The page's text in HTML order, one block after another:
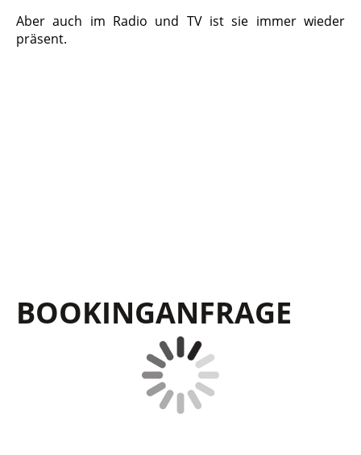
Aber auch im Radio und TV ist sie immer wieder
präsent.
BOOKING­ANFRAGE